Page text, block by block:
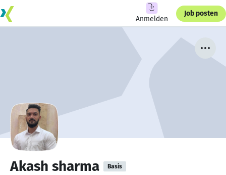
Anmelden
Job posten
Akash sharma Basis